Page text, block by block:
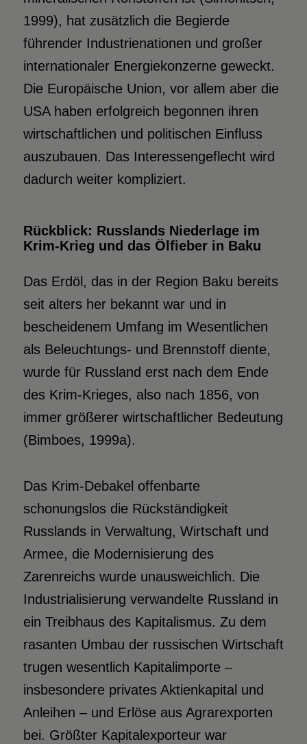
1999), hat zusätzlich die Begierde
führender Industrienationen und großer
internationaler Energiekonzerne geweckt.
Die Europäische Union, vor allem aber die
USA haben erfolgreich begonnen ihren
wirtschaftlichen und politischen Einfluss
auszubauen. Das Interessengeflecht wird
dadurch weiter kompliziert.
Rückblick: Russlands Niederlage im
Krim-Krieg und das Ölfieber in Baku
Das Erdöl, das in der Region Baku bereits
seit alters her bekannt war und in
bescheidenem Umfang im Wesentlichen
als Beleuchtungs- und Brennstoff diente,
wurde für Russland erst nach dem Ende
des Krim-Krieges, also nach 1856, von
immer größerer wirtschaftlicher Bedeutung
(Bimboes, 1999a).
Das Krim-Debakel offenbarte
schonungslos die Rückständigkeit
Russlands in Verwaltung, Wirtschaft und
Armee, die Modernisierung des
Zarenreichs wurde unausweichlich. Die
Industrialisierung verwandelte Russland in
ein Treibhaus des Kapitalismus. Zu dem
rasanten Umbau der russischen Wirtschaft
trugen wesentlich Kapitalimporte –
insbesondere privates Aktienkapital und
Anleihen – und Erlöse aus Agrarexporten
bei. Größter Kapitalexporteur war